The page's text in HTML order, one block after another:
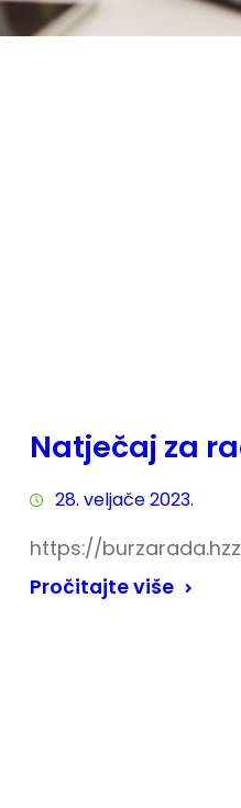
Natječaj za
28. veljače 2023.
https://
Pročitajte više